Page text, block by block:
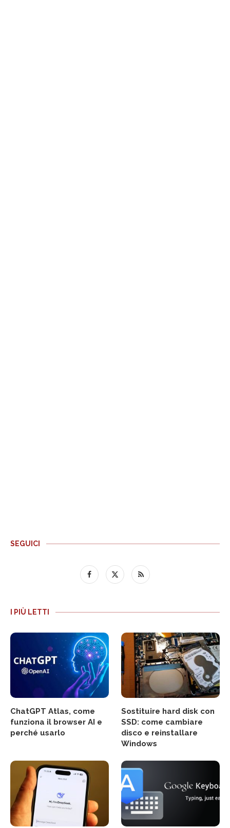
SEGUICI
I PIÙ LETTI
ChatGPT Atlas, come
funziona il browser AI e
perché usarlo
Sostituire hard disk con
SSD: come cambiare
disco e reinstallare
Windows